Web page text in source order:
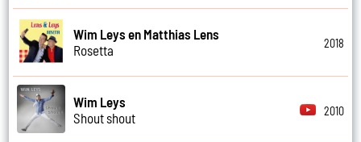
Wim Leys en Matthias Lens
Rosetta
2018
Wim Leys
Shout shout
2010